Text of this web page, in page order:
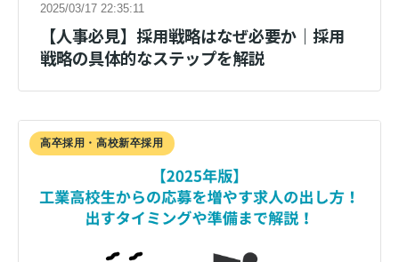
2025/03/17 22:35:11
【人事必見】採用戦略はなぜ必要か｜採用
戦略の具体的なステップを解説
高卒採用・高校新卒採用